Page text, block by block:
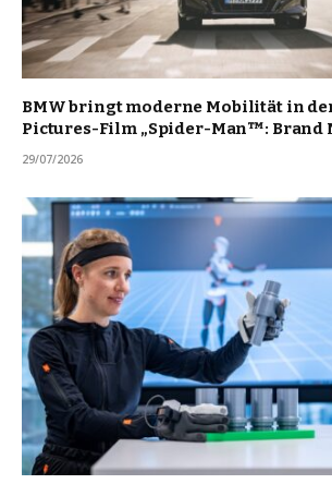
BMW bringt moderne Mobilität in
Pictures-Film „Spider-Man™: Brand
29/07/2026